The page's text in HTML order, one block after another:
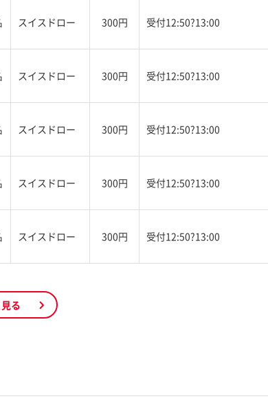
スイスドロー 300円 受付12:50?13:00
スイスドロー 300円 受付12:50?13:00
スイスドロー 300円 受付12:50?13:00
スイスドロー 300円 受付12:50?13:00
スイスドロー 300円 受付12:50?13:00
る